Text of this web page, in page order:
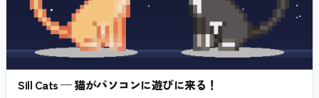
Sill Cats — 猫がパソコンに遊びに来る！